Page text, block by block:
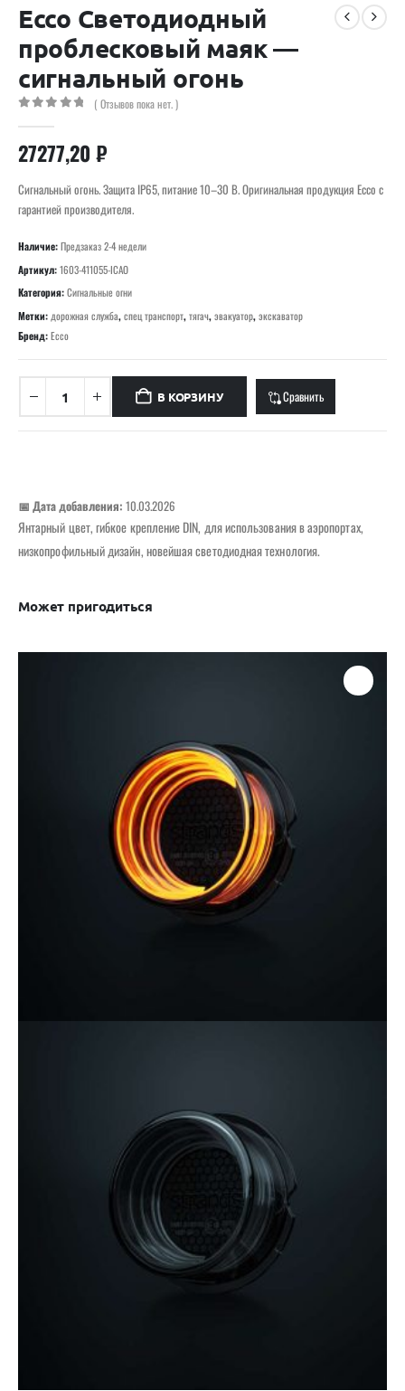
Ecco Светодиодный
проблесковый маяк —
сигнальный огонь
( Отзывов пока нет. )
27277,20 ₽
Сигнальный огонь. Защита IP65, питание 10–30 В. Оригинальная продукция Ecco с
гарантией производителя.
Наличие:Предзаказ 2-4 недели
Артикул:1603-411055-ICAO
Категория:Сигнальные огни
Метки: дорожная служба,спец транспорт,тягач,эвакуатор,экскаватор
Бренд:Ecco
В КОРЗИНУ Сравнить
📅 Дата добавления: 10.03.2026
Янтарный цвет, гибкое крепление DIN, для использования в аэропортах,
низкопрофильный дизайн, новейшая светодиодная технология.
Может пригодиться